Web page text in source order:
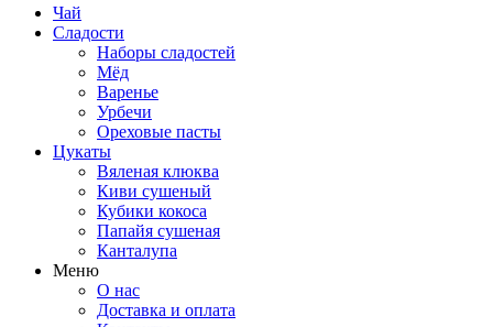
Чай
Сладости
Наборы сладостей
Мёд
Варенье
Урбечи
Ореховые пасты
Цукаты
Вяленая клюква
Киви сушеный
Кубики кокоса
Папайя сушеная
Канталупа
Меню
О нас
Доставка и оплата